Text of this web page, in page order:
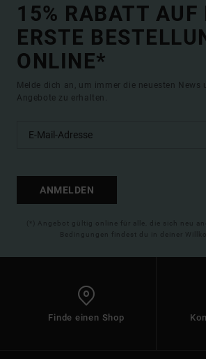
15% RABATT AUF
ERSTE
ONLINE*
Melde dich an, um immer die neuesten News
Angebote zu erhalten.
ANMELDEN
(*) Angebot gültig online für alle, die sich neu
Bedingungen findest du in deiner
Finde einen Shop